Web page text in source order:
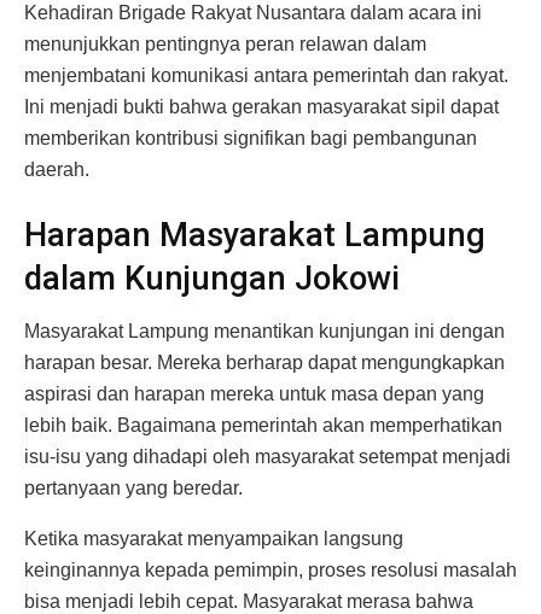
Kehadiran Brigade Rakyat Nusantara dalam acara ini
menunjukkan pentingnya peran relawan dalam
menjembatani komunikasi antara pemerintah dan rakyat.
Ini menjadi bukti bahwa gerakan masyarakat sipil dapat
memberikan kontribusi signifikan bagi pembangunan
daerah.
Harapan Masyarakat Lampung
dalam Kunjungan Jokowi
Masyarakat Lampung menantikan kunjungan ini dengan
harapan besar. Mereka berharap dapat mengungkapkan
aspirasi dan harapan mereka untuk masa depan yang
lebih baik. Bagaimana pemerintah akan memperhatikan
isu-isu yang dihadapi oleh masyarakat setempat menjadi
pertanyaan yang beredar.
Ketika masyarakat menyampaikan langsung
keinginannya kepada pemimpin, proses resolusi masalah
bisa menjadi lebih cepat. Masyarakat merasa bahwa